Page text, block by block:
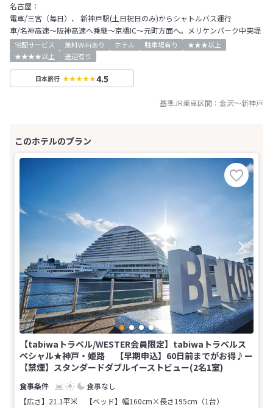
名古屋：
電車/三宮（毎日）、 新神戸駅(土日祝日のみ)からシャトルバス運行
車/名神高速～阪神高速へ乗継～京橋IC～元町方面へ。メリケンパーク中突堤
宅配サービス 無料WiFiあり ホテル 駐車場有り
★★★以上
★★★★以上
送迎有り
日本旅行 4.5
基準JR乗車区間： 金沢～新神戸
【tabiwaトラベル/WESTER会員限定】tabiwaトラベルス
ペシャル★神戸・姫路 【早期申込】60日前までがお得♪ー
【禁煙】スタンダードダブルイーストビュー(2名1室)
食事なし
【広さ】21.1平米
【ベッド】幅160cm×長さ195cm（1台）